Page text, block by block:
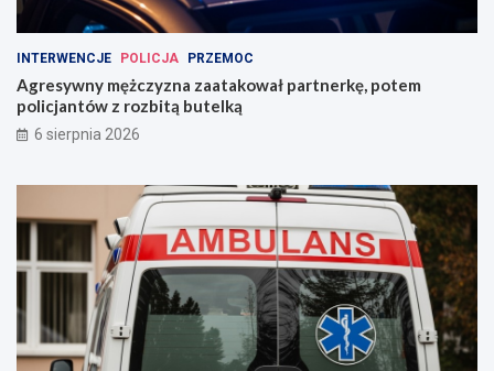
INTERWENCJE POLICJA PRZEMOC
Agresywny mężczyzna zaatakował partnerkę, potem
policjantów z rozbitą butelką
6 sierpnia 2026